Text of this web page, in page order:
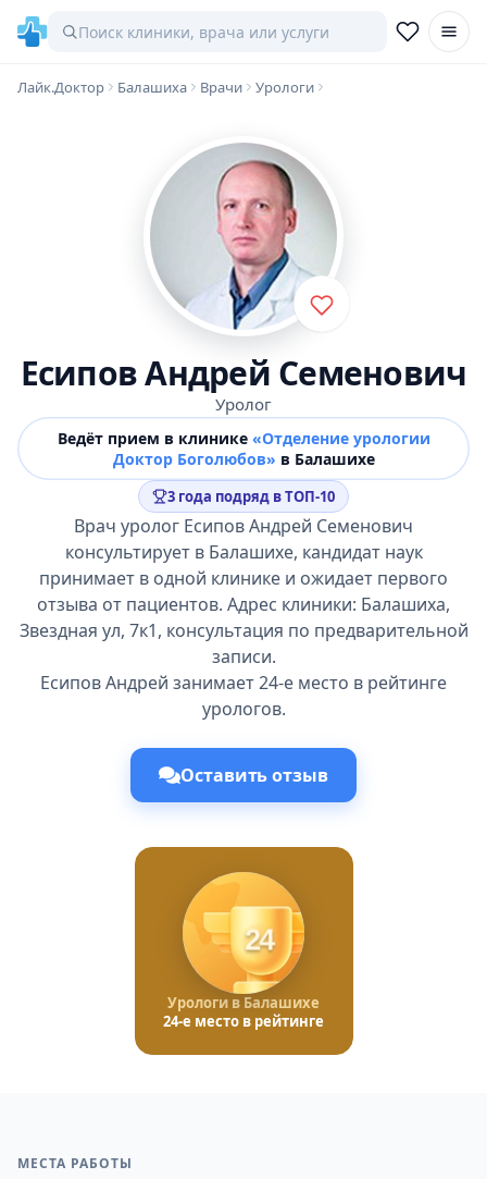
Лайк.Доктор Балашиха Врачи Урологи
Есипов Андрей Семенович
Уролог
Ведёт прием в клинике «Отделение урологии
Доктор Боголюбов» в Балашихе
3 года подряд в ТОП-10
Врач уролог Есипов Андрей Семенович
консультирует в Балашихе, кандидат наук
принимает в одной клинике и ожидает первого
отзыва от пациентов. Адрес клиники: Балашиха,
Звездная ул, 7к1, консультация по предварительной
записи.
Есипов Андрей занимает 24-е место в рейтинге
урологов.
Оставить отзыв
24
Урологи в Балашихе
24-е место в рейтинге
МЕСТА РАБОТЫ